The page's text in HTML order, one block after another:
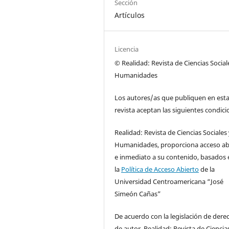
Sección
Artículos
Licencia
© Realidad: Revista de Ciencias
Humanidades
Los autores/as que publiquen en esta
revista aceptan las siguientes
Realidad: Revista de Ciencias Sociales
Humanidades, proporciona acceso
e inmediato a su contenido, basados
la Política de Acceso Abiertode la
Universidad Centroamericana “José
Simeón Cañas”
De acuerdo con la legislación de